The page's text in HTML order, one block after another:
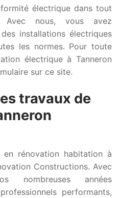
électrique dans tout
Avec nous, vous avez
installations électriques
les normes. Pour toute
électrique à Tanneron
sur ce site.
travaux de
en rénovation habitation à
Constructions. Avec
nombreuses années
performants,